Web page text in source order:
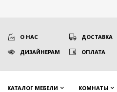
О НАС ДОСТАВКА
ДИЗАЙНЕРАМ ОПЛАТА
КАТАЛОГ МЕБЕЛИ КОМНАТЫ